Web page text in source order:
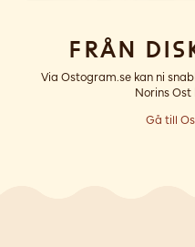
Från
Via Ostogram.se kan ni
Norins
Gå till